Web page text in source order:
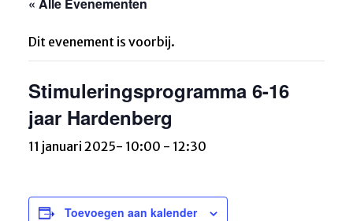
Dit evenement is voorbij.
Stimuleringsprogramma 6-16
jaar Hardenberg
11 januari 2025- 10:00 - 12:30
Toevoegen aan kalender